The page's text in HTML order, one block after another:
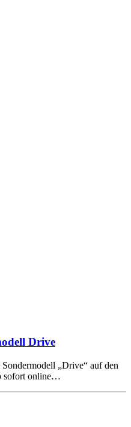
Drive
„Drive“ auf den
sofort online…